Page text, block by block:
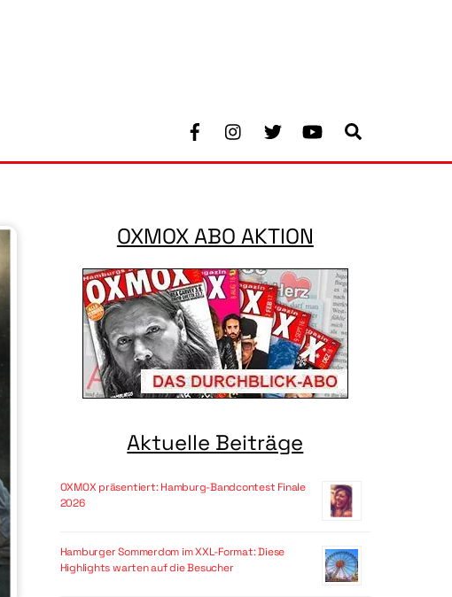
Facebook Youtube
OXMOX ABO AKTION
Aktuelle Beiträge
OXMOX präsentiert: Hamburg-Bandcontest Finale
2026
Hamburger Sommerdom im XXL-Format: Diese
Highlights warten auf die Besucher